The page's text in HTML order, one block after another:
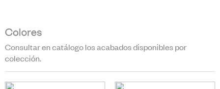
Colores
Consultar en catálogo los acabados disponibles por
colección.